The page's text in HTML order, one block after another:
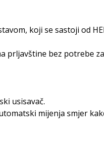
koji se sastoji od
prljavštine bez potrebe
usisavač.
mijenja smjer